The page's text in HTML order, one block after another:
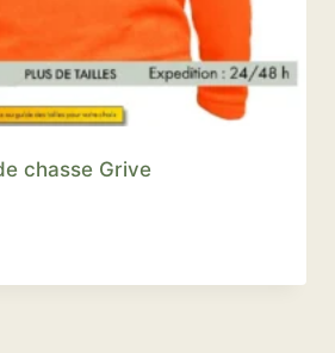
chasse Grive